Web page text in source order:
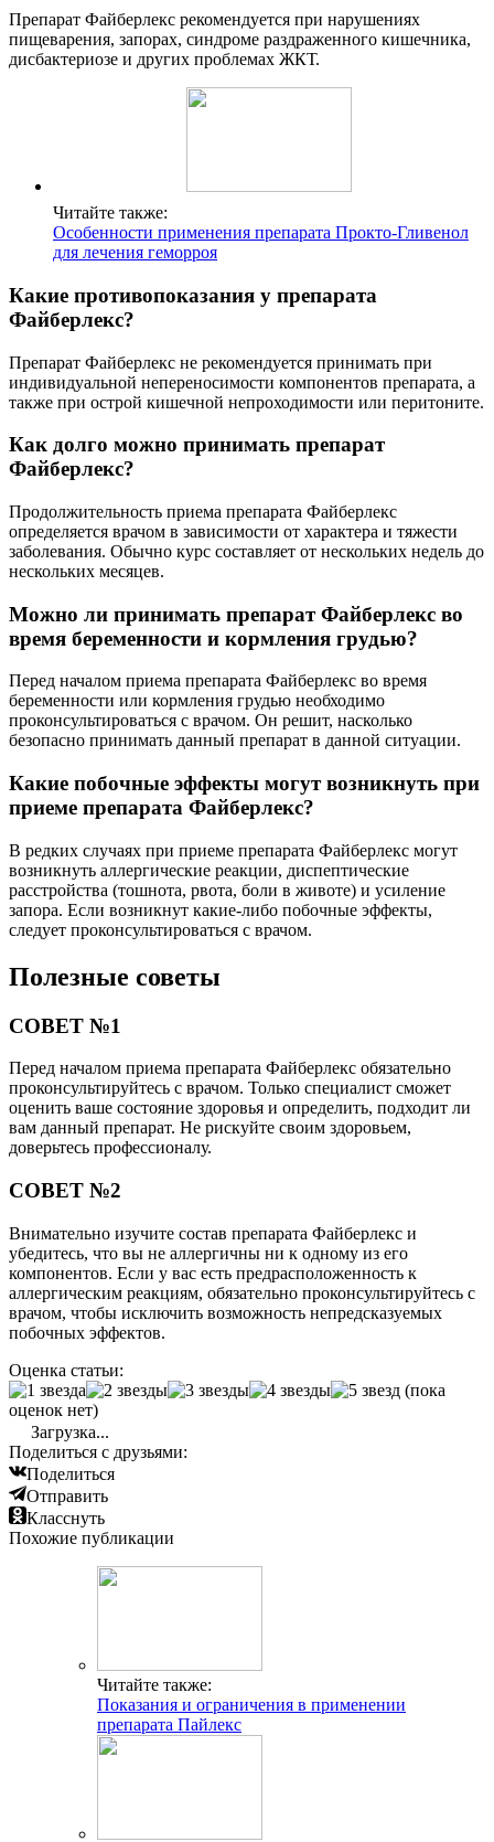
Препарат Файберлекс рекомендуется при нарушениях
пищеварения, запорах, синдроме раздраженного кишечника,
дисбактериозе и других проблемах ЖКТ.
Читайте также:
Особенности применения препарата Прокто-Гливенол
для лечения геморроя
Какие противопоказания у препарата
Файберлекс?
Препарат Файберлекс не рекомендуется принимать при
индивидуальной непереносимости компонентов препарата, а
также при острой кишечной непроходимости или перитоните.
Как долго можно принимать препарат
Файберлекс?
Продолжительность приема препарата Файберлекс
определяется врачом в зависимости от характера и тяжести
заболевания. Обычно курс составляет от нескольких недель до
нескольких месяцев.
Можно ли принимать препарат Файберлекс во
время беременности и кормления грудью?
Перед началом приема препарата Файберлекс во время
беременности или кормления грудью необходимо
проконсультироваться с врачом. Он решит, насколько
безопасно принимать данный препарат в данной ситуации.
Какие побочные эффекты могут возникнуть при
приеме препарата Файберлекс?
В редких случаях при приеме препарата Файберлекс могут
возникнуть аллергические реакции, диспептические
расстройства (тошнота, рвота, боли в животе) и усиление
запора. Если возникнут какие-либо побочные эффекты,
следует проконсультироваться с врачом.
Полезные советы
СОВЕТ №1
Перед началом приема препарата Файберлекс обязательно
проконсультируйтесь с врачом. Только специалист сможет
оценить ваше состояние здоровья и определить, подходит ли
вам данный препарат. Не рискуйте своим здоровьем,
доверьтесь профессионалу.
СОВЕТ №2
Внимательно изучите состав препарата Файберлекс и
убедитесь, что вы не аллергичны ни к одному из его
компонентов. Если у вас есть предрасположенность к
аллергическим реакциям, обязательно проконсультируйтесь с
врачом, чтобы исключить возможность непредсказуемых
побочных эффектов.
Оценка статьи:
(пока
оценок нет)
Загрузка...
Поделиться с друзьями:
Поделиться
Отправить
Класснуть
Похожие публикации
Читайте также:
Показания и ограничения в применении
препарата Пайлекс